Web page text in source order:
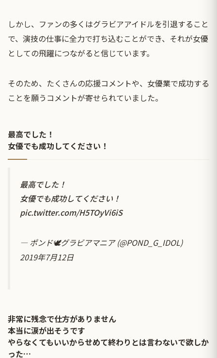
しかし、ファンの多くはグラビアアイドルを引退すること
で、演技の仕事に全力で打ち込むことができ、それが女優
としての飛躍につながると信じています。
そのため、たくさんの応援コメントや、女優業で成功する
ことを願うコメントが寄せられていました。
最高でした！
女優でも成功してください！
最高でした！
女優でも成功してください！
pic.twitter.com/H5TOyVi6iS
— ポンド🕊グラビアマニア (@POND_G_IDOL)
2019年7月12日
非常に残念で仕方がありません
本当に涙が出そうです
やらなくてもいいからせめて終わりとは言わないで欲しか
った…